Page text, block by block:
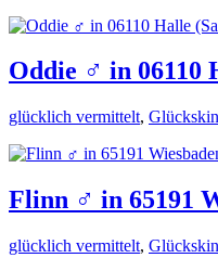
Oddie ♂️ in 06110
glücklich vermittelt,
Flinn ♂️ in 65191
glücklich vermittelt,